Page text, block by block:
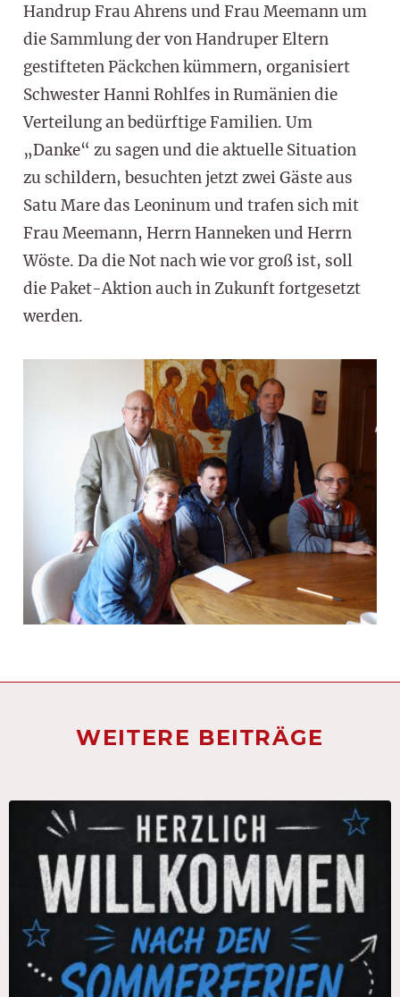
Handrup Frau Ahrens und Frau Meemann um
die Sammlung der von Handruper Eltern
gestifteten Päckchen kümmern, organisiert
Schwester Hanni Rohlfes in Rumänien die
Verteilung an bedürftige Familien. Um
„Danke“ zu sagen und die aktuelle Situation
zu schildern, besuchten jetzt zwei Gäste aus
Satu Mare das Leoninum und trafen sich mit
Frau Meemann, Herrn Hanneken und Herrn
Wöste. Da die Not nach wie vor groß ist, soll
die Paket-Aktion auch in Zukunft fortgesetzt
werden.
WEITERE BEITRÄGE